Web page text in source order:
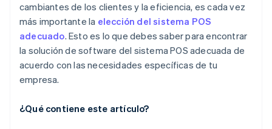
cambiantes de los clientes y la eficiencia, es cada vez
más importante la elección del sistema POS
adecuado. Esto es lo que debes saber para encontrar
la solución de software del sistema POS adecuada de
acuerdo con las necesidades específicas de tu
empresa.
¿Qué contiene este artículo?